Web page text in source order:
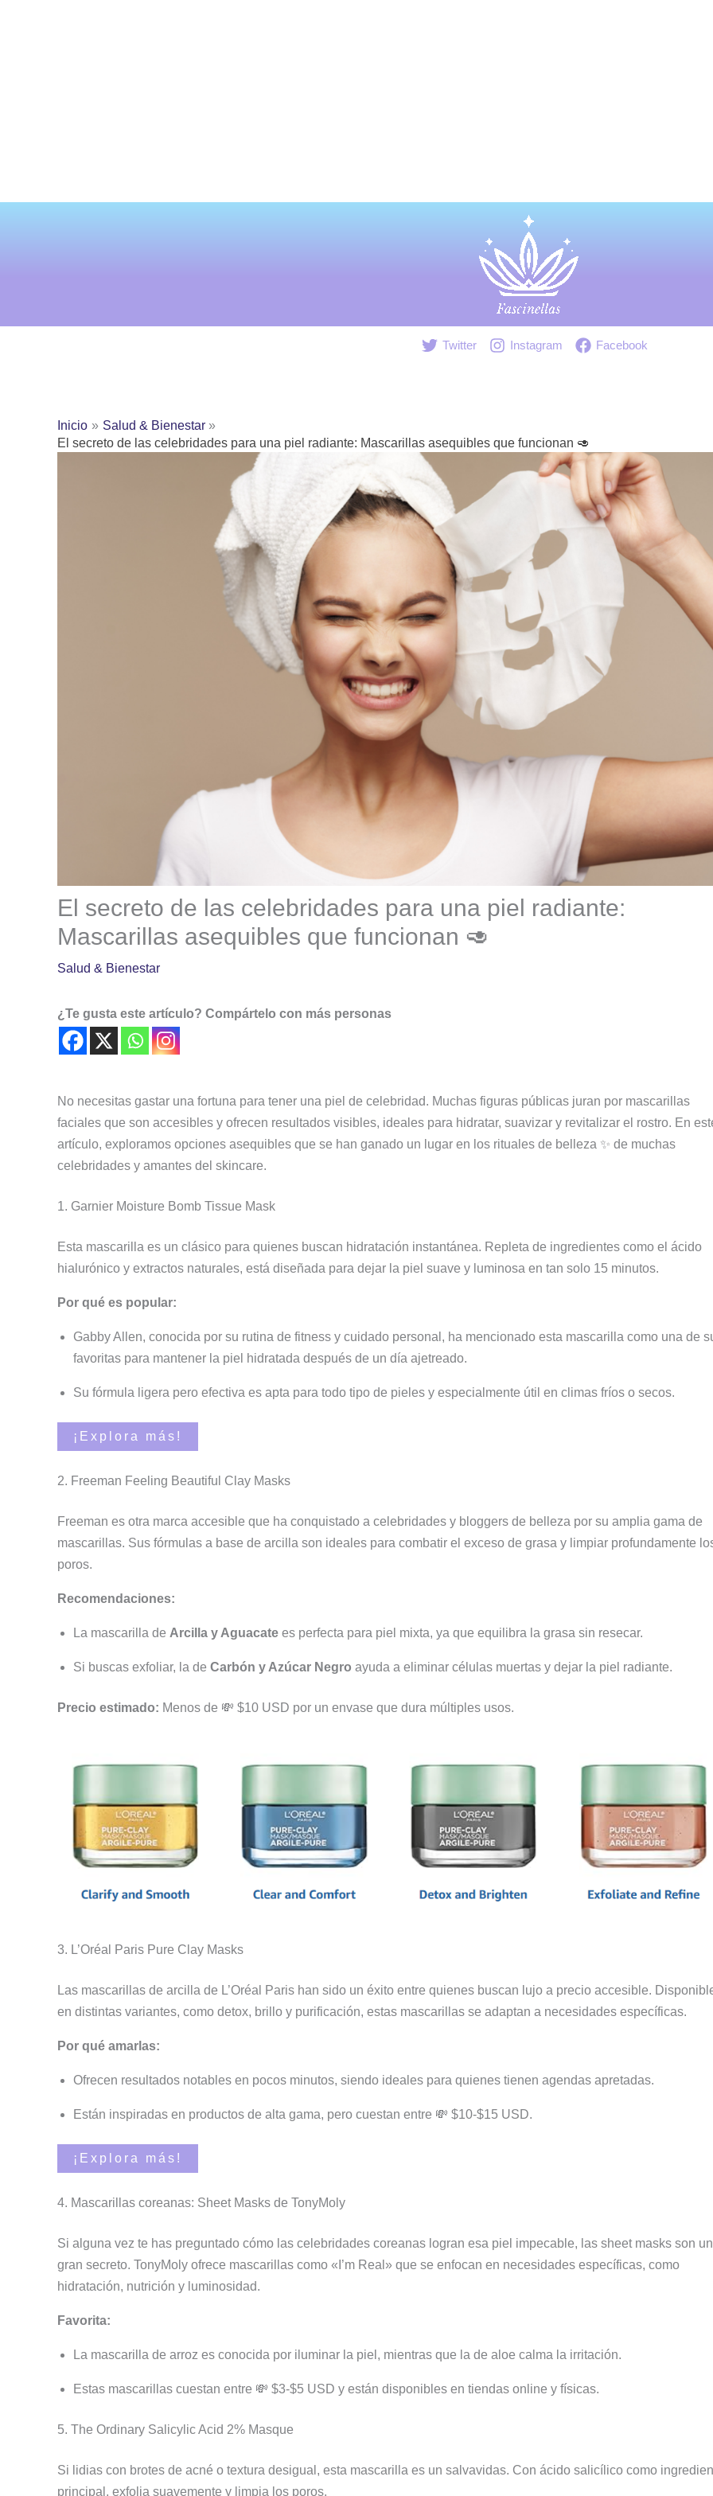
Twitter Instagram Facebook
Inicio
Salud & Bienestar
El secreto de las celebridades para una piel radiante: Mascarillas asequibles que funcionan 🥑
El secreto de las celebridades para una piel radiante:
Mascarillas asequibles que funcionan 🥑
Salud & Bienestar
¿Te gusta este artículo? Compártelo con más personas
No necesitas gastar una fortuna para tener una piel de celebridad. Muchas figuras públicas juran por mascarillas
faciales que son accesibles y ofrecen resultados visibles, ideales para hidratar, suavizar y revitalizar el rostro. En
artículo, exploramos opciones asequibles que se han ganado un lugar en los rituales de belleza ✨ de muchas
celebridades y amantes del skincare.
1. Garnier Moisture Bomb Tissue Mask
Esta mascarilla es un clásico para quienes buscan hidratación instantánea. Repleta de ingredientes como el ácido
hialurónico y extractos naturales, está diseñada para dejar la piel suave y luminosa en tan solo 15 minutos.
Por qué es popular:
Gabby Allen, conocida por su rutina de fitness y cuidado personal, ha mencionado esta mascarilla como una de
favoritas para mantener la piel hidratada después de un día ajetreado.
Su fórmula ligera pero efectiva es apta para todo tipo de pieles y especialmente útil en climas fríos o secos.
¡Explora más!
2. Freeman Feeling Beautiful Clay Masks
Freeman es otra marca accesible que ha conquistado a celebridades y bloggers de belleza por su amplia gama de
mascarillas. Sus fórmulas a base de arcilla son ideales para combatir el exceso de grasa y limpiar profundamente
poros.
Recomendaciones:
La mascarilla de Arcilla y Aguacate es perfecta para piel mixta, ya que equilibra la grasa sin resecar.
Si buscas exfoliar, la de Carbón y Azúcar Negro ayuda a eliminar células muertas y dejar la piel radiante.
Precio estimado: Menos de 💸 $10 USD por un envase que dura múltiples usos.
3. L’Oréal Paris Pure Clay Masks
Las mascarillas de arcilla de L’Oréal Paris han sido un éxito entre quienes buscan lujo a precio accesible.
en distintas variantes, como detox, brillo y purificación, estas mascarillas se adaptan a necesidades específicas.
Por qué amarlas:
Ofrecen resultados notables en pocos minutos, siendo ideales para quienes tienen agendas apretadas.
Están inspiradas en productos de alta gama, pero cuestan entre 💸 $10-$15 USD.
¡Explora más!
4. Mascarillas coreanas: Sheet Masks de TonyMoly
Si alguna vez te has preguntado cómo las celebridades coreanas logran esa piel impecable, las sheet masks son un
gran secreto. TonyMoly ofrece mascarillas como «I’m Real» que se enfocan en necesidades específicas, como
hidratación, nutrición y luminosidad.
Favorita:
La mascarilla de arroz es conocida por iluminar la piel, mientras que la de aloe calma la irritación.
Estas mascarillas cuestan entre 💸 $3-$5 USD y están disponibles en tiendas online y físicas.
5. The Ordinary Salicylic Acid 2% Masque
Si lidias con brotes de acné o textura desigual, esta mascarilla es un salvavidas. Con ácido salicílico como
principal, exfolia suavemente y limpia los poros.